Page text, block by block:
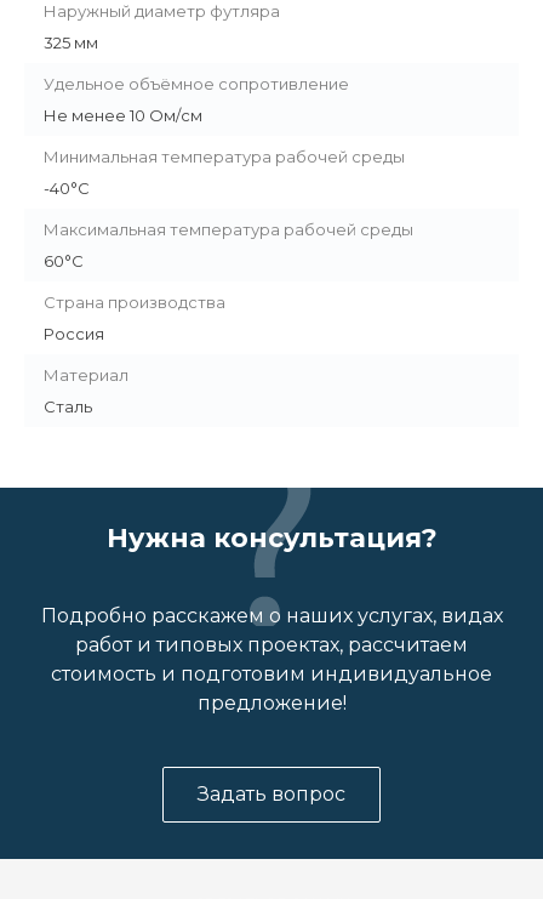
Наружный диаметр футляра
325 мм
Удельное объёмное сопротивление
Не менее 10 Ом/см
Минимальная температура рабочей среды
-40°С
Максимальная температура рабочей среды
60°С
Страна производства
Россия
Материал
Сталь
Нужна консультация?
Подробно расскажем о наших услугах, видах
работ и типовых проектах, рассчитаем
стоимость и подготовим индивидуальное
предложение!
Задать вопрос